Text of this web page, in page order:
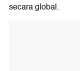
secara global.